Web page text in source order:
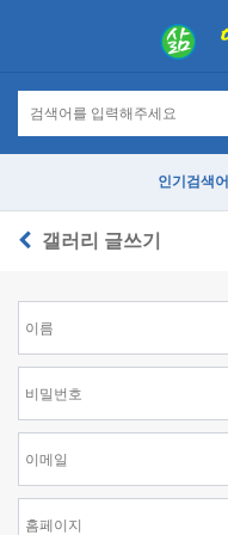
인기검색어
갤러리 글쓰기